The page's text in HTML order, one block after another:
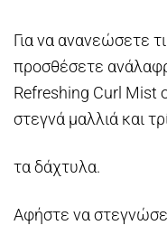
Για να ανανεώσετε
προσθέσετε
Refreshing Curl Mist
στεγνά μαλλιά και
τα δάχτυλα.
Αφήστε να